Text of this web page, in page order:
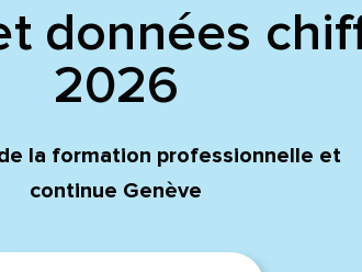
données
2026
la formation professionnelle et
continue Genève